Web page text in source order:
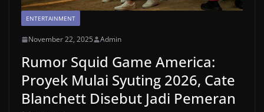
ENTERTAINMENT
November 22, 2025 Admin
Rumor Squid Game America:
Proyek Mulai Syuting 2026, Cate
Blanchett Disebut Jadi Pemeran